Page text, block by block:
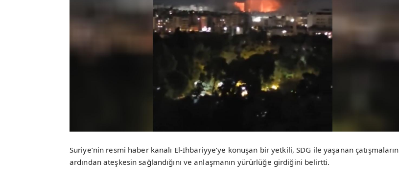
Suriye’nin resmi haber kanalı El-İhbariyye’ye konuşan bir yetkili, SDG ile yaşanan çatışmaların
ardından ateşkesin sağlandığını ve anlaşmanın yürürlüğe girdiğini belirtti.